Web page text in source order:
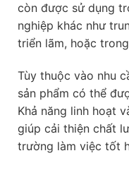
còn được sử dụng
nghiệp khác như
triển lãm, hoặc
Tùy thuộc vào nhu
sản phẩm có thể
Khả năng linh hoạt
giúp cải thiện chất
trường làm việc tốt